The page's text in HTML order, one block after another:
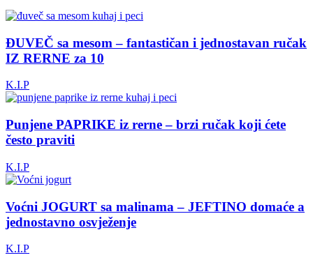
ĐUVEČ sa mesom – fantastičan i jednostavan ručak
IZ RERNE za 10
K.I.P
Punjene PAPRIKE iz rerne – brzi ručak koji ćete
često praviti
K.I.P
Voćni JOGURT sa malinama – JEFTINO domaće a
jednostavno osvježenje
K.I.P